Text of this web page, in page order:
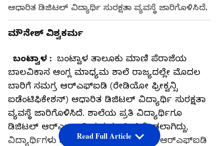
ಆಧಾರಿತ ಡಿಜಿಟಲ್ ವಿದ್ಯಾರ್ಥಿ ಸುರಕ್ಷತಾ ವ್ಯವಸ್ಥೆ ಜಾರಿಗೊಳಿಸಿದೆ.
ಮೌನೇಶ್ ವಿಶ್ವಕರ್ಮ
ಬಂಟ್ವಾಳ : ಬಂಟ್ವಾಳ ತಾಲೂಕು ಮಾಣಿ ಪೆರಾಜೆಯ
ಬಾಲವಿಕಾಸ ಆಂಗ್ಲ ಮಾಧ್ಯಮ ಶಾಲೆ ರಾಜ್ಯದಲ್ಲೇ ಮೊದಲ
ಬಾರಿಗೆ ಸಮಗ್ರ ಆರ್‌ಎಫ್‌ಐಡಿ (ರೇಡಿಯೋ ಫ್ರೀಕ್ವನ್ಸಿ
ಐಡೆಂಟಿಫಿಕೇಶನ್) ಆಧಾರಿತ ಡಿಜಿಟಲ್ ವಿದ್ಯಾರ್ಥಿ ಸುರಕ್ಷತಾ
ವ್ಯವಸ್ಥೆ ಜಾರಿಗೊಳಿಸಿದೆ. ಶಾಲೆಯ ಪ್ರತಿ ವಿದ್ಯಾರ್ಥಿಗೂ
ಡಿಜಿಟಲ್ ಆರ್‌ಎಫ್ಐಡಿ ಗುರುತು ಚೀಟಿ ನೀಡಲಾಗಿದ್ದು,
ವಿದ್ಯಾರ್ಥಿಗಳು ಶಾಲಾ ಪ್ರವೇಶದ್ವಾರದಲ್ಲಿರುವ ಆರ್‌ಎಫ್‌ಐಡಿ
Read Full Article